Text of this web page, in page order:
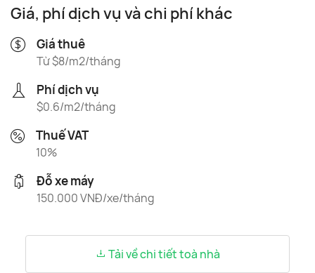
Giá, phí dịch vụ và chi phí khác
Giá thuê
Từ $8/m2/tháng
Phí dịch vụ
$0.6/m2/tháng
Thuế VAT
10%
Đỗ xe máy
150.000 VNĐ/xe/tháng
Tải về chi tiết toà nhà